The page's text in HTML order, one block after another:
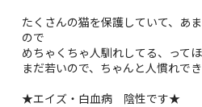
たくさんの猫を保護していて、あ
ので
めちゃくちゃ人馴れしてる、って
まだ若いので、ちゃんと人慣れで
★エイズ・白血病 陰性です★